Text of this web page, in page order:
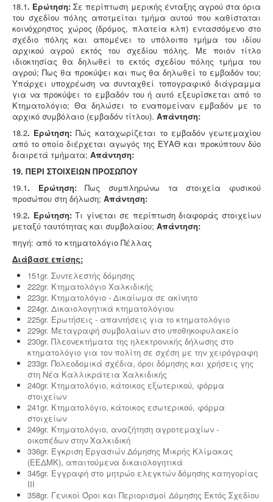
18.1. Ερώτηση: Σε περίπτωση μερικής ένταξης αγρού στα όρια
του σχεδίου πόλης αποτμείται τμήμα αυτού που καθίσταται
κοινόχρηστος χώρος (δρόμος, πλατεία κλπ) εντασσόμενο στο
σχέδιο πόλης και απομένει το υπόλοιπο τμήμα του ιδίου
αρχικού αγρού εκτός του σχεδίου πόλης. Με ποιόν τίτλο
ιδιοκτησίας θα δηλωθεί το εκτός σχεδίου πόλης τμήμα του
αγρού; Πως θα προκύψει και πως θα δηλωθεί το εμβαδόν του;
Υπάρχει υποχρέωση να συνταχθεί τοπογραφικό διάγραμμα
για να προκύψει το εμβαδόν του ή αυτό εξευρίσκεται από το
Κτηματολόγιο; Θα δηλώσει το εναπομείναν εμβαδόν με το
αρχικό συμβόλαιο (εμβαδόν τίτλου). Απάντηση:
18.2. Ερώτηση:Πώς καταχωρίζεται το εμβαδόν γεωτεμαχίου
από το οποίο διέρχεται αγωγός της ΕΥΑΘ και προκύπτουν δύο
διαιρετά τμήματα; Απάντηση:
19. ΠΕΡΙ ΣΤΟΙΧΕΙΩΝ ΠΡΟΣΩΠΟΥ
19.1. Ερώτηση:Πως συμπληρώνω τα στοιχεία φυσικού
προσώπου στη δήλωση; Απάντηση:
19.2. Ερώτηση:Τι γίνεται σε περίπτωση διαφοράς στοιχείων
μεταξύ ταυτότητας και συμβολαίου; Απάντηση:
πηγή: από το κτηματολόγιο Πέλλας
Διάβασε επίσης:
151gr. Συντελεστής δόμησης
222gr. Κτηματολόγιο Χαλκιδικής
223gr. Κτηματολόγιο - Δικαίωμα σε ακίνητο
224gr. Δικαιολογητικά κτηματολόγιου
225gr. Ερωτήσεις - απαντήσεις για το κτηματολόγιο
229gr. Μεταγραφή συμβολαίων στο υποθηκοφυλακείο
230gr. Πλεονεκτήματα της ηλεκτρονικής δήλωσης στο
κτηματολόγιο για τον πολίτη σε σχέση με την χειρόγραφη
233gr. Πολεοδομικά σχέδια, όροι δόμησης και χρήσεις γης
στη Νέα Καλλικράτεια Χαλκιδικής
240gr. Κτηματολόγιο, κάτοικος εξωτερικού, φόρμα
στοιχείων
241gr. Κτηματολόγιο, κάτοικος εσωτερικού, φόρμα
στοιχείων
249gr. Κτηματολόγιο, αναζήτηση αγροτεμαχίων -
οικοπέδων στην Χαλκιδική
336gr. Έγκριση Εργασιών Δόμησης Μικρής Κλίμακας
(ΕΕΔΜΚ), απαιτούμενα δικαιολογητικά
345gr. Εγγραφή στο μητρώο ελεγκτών δόμησης κατηγορίας
ΙΙΙ
358gr. Γενικοί Όροι και Περιορισμοί Δόμησης Εκτός Σχεδίου